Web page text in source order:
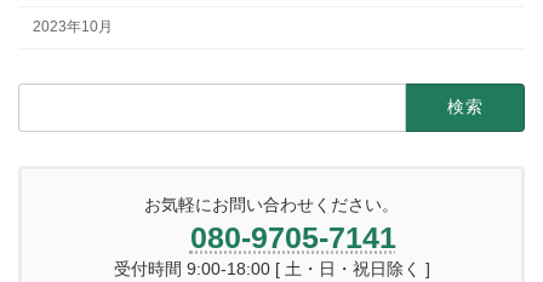
2023年10月
検
お気軽にお問い合わせください。
080-9705-7141
受付時間 9:00-18:00 [ 土・日・祝日除く ]